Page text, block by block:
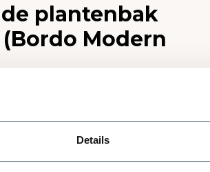
Details
plantenbak
Modern
UV proof!
van Luca Lifestyle. Mocht
contact met je op.